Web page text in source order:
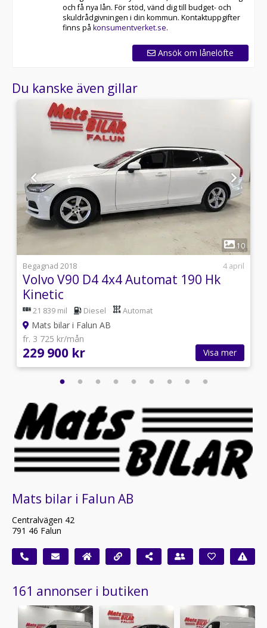
och få nya lån. För stöd, vänd dig till budget- och
skuldrådgivningen i din kommun. Kontaktuppgifter
finns på konsumentverket.se.
Ansök om lånelöfte
Du kanske även gillar
10
Begagnad 2018
4 april
Volvo V90 D4 4x4 Automat 190 Hk
Kinetic
21 839 mil Diesel Automat
Mats bilar i Falun AB
fr. 3 725 kr/mån
229 900 kr Visa mer
Mats bilar i Falun AB
Centralvägen 42
791 46 Falun
161 annonser i butiken